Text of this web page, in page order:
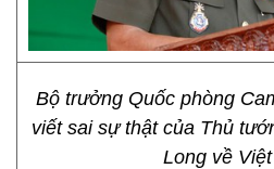
Bộ trưởng Quốc phòng
viết sai sự thật của Thủ
Long về